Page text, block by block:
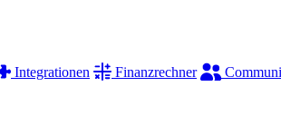
Integrationen Finanzrechner